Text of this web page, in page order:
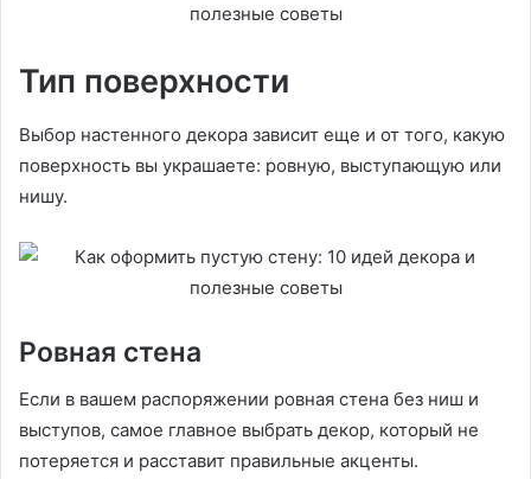
Тип поверхности
Выбор настенного декора зависит еще и от того, какую
поверхность вы украшаете: ровную, выступающую или
нишу.
Ровная стена
Если в вашем распоряжении ровная стена без ниш и
выступов, самое главное выбрать декор, который не
потеряется и расставит правильные акценты.